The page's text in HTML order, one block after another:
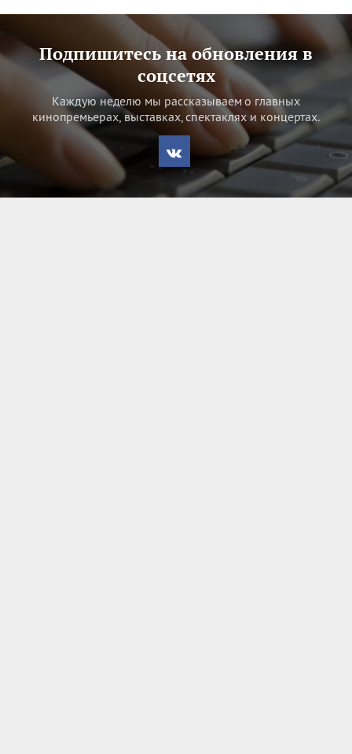
Подпишитесь на обновления в
соцсетях
Каждую неделю мы рассказываем о главных
кинопремьерах, выставках, спектаклях и концертах.